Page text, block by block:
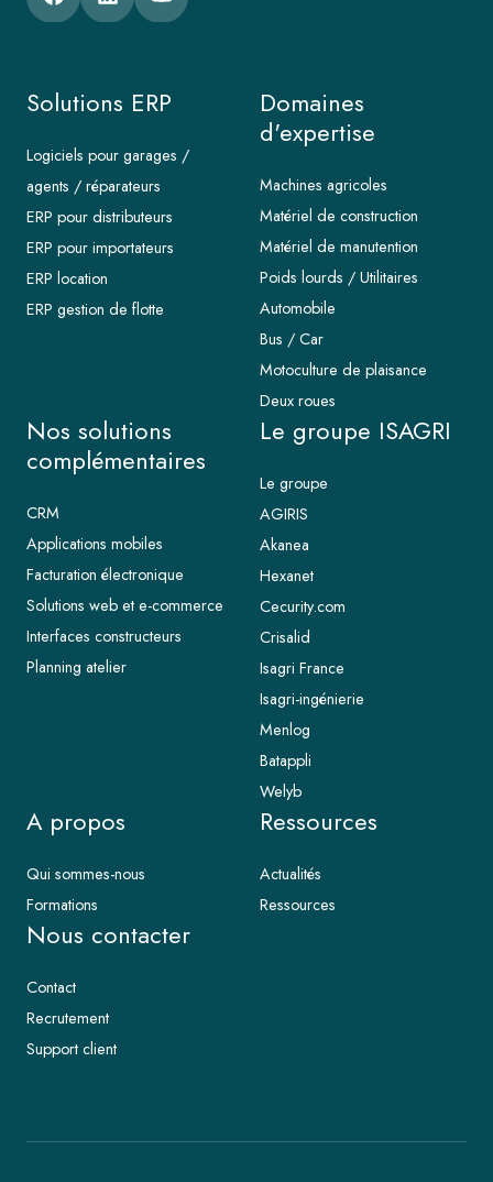
Solutions ERP
Logiciels pour garages /
agents / réparateurs
ERP pour distributeurs
ERP pour importateurs
ERP location
ERP gestion de flotte
Domaines
d'expertise
Machines agricoles
Matériel de construction
Matériel de manutention
Poids lourds / Utilitaires
Automobile
Bus / Car
Motoculture de plaisance
Deux roues
Nos solutions
complémentaires
CRM
Applications mobiles
Facturation électronique
Solutions web et e-commerce
Interfaces constructeurs
Planning atelier
Le groupe ISAGRI
Le groupe
AGIRIS
Akanea
Hexanet
Cecurity.com
Crisalid
Isagri France
Isagri-ingénierie
Menlog
Batappli
Welyb
A propos
Qui sommes-nous
Formations
Ressources
Actualités
Ressources
Nous contacter
Contact
Recrutement
Support client